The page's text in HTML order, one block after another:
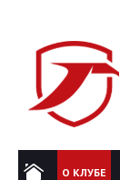
О КЛУБЕ